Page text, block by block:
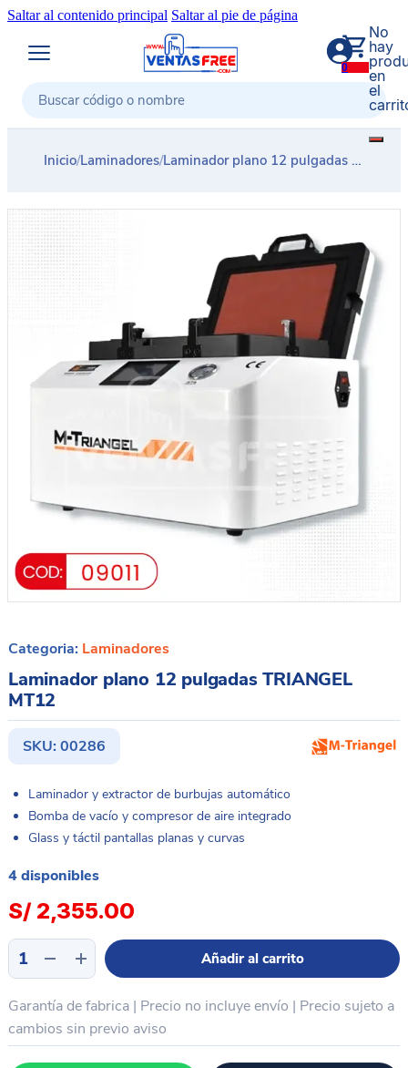
Saltar al contenido principal Saltar al pie de página
Buscar
0
No
hay
en
el
Inicio/Laminadores/Laminador plano 12 pulgadas TRIANGEL MT12
Categoria: Laminadores
Laminador plano 12 pulgadas TRIANGEL
MT12
SKU: 00286
Laminador y extractor de burbujas automático
Bomba de vacío y compresor de aire integrado
Glass y táctil pantallas planas y curvas
4 disponibles
S/ 2,355.00
Laminador
plano
pulgadas
TRIANGEL
MT12
Añadir al carrito
Garantía de fabrica | Precio no incluye envío | Precio sujeto a
cambios sin previo aviso